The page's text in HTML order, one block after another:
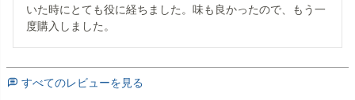
いた時にとても役に経ちました。味も良かったので、もう一
度購入しました。
すべてのレビューを見る